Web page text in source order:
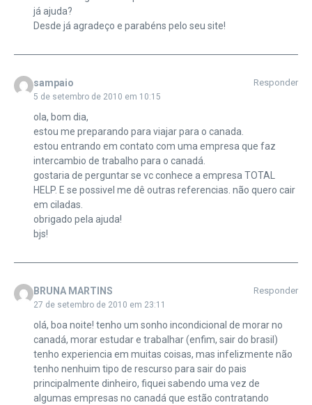
já ajuda?
Desde já agradeço e parabéns pelo seu site!
sampaio
5 de setembro de 2010 em 10:15
Responder
ola, bom dia,
estou me preparando para viajar para o canada.
estou entrando em contato com uma empresa que faz
intercambio de trabalho para o canadá.
gostaria de perguntar se vc conhece a empresa TOTAL
HELP. E se possivel me dê outras referencias. não quero cair
em ciladas.
obrigado pela ajuda!
bjs!
BRUNA MARTINS
27 de setembro de 2010 em 23:11
Responder
olá, boa noite! tenho um sonho incondicional de morar no
canadá, morar estudar e trabalhar (enfim, sair do brasil)
tenho experiencia em muitas coisas, mas infelizmente não
tenho nenhuim tipo de rescurso para sair do pais
principalmente dinheiro, fiquei sabendo uma vez de
algumas empresas no canadá que estão contratando